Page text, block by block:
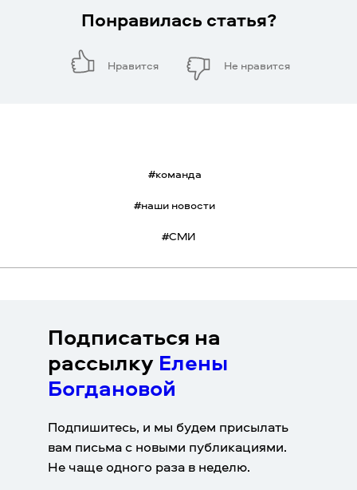
Понравилась статья?
Нравится Не нравится
#команда
#наши новости
#СМИ
Подписаться на
рассылку Елены
Богдановой
Подпишитесь, и мы будем присылать
вам письма с новыми публикациями.
Не чаще одного раза в неделю.